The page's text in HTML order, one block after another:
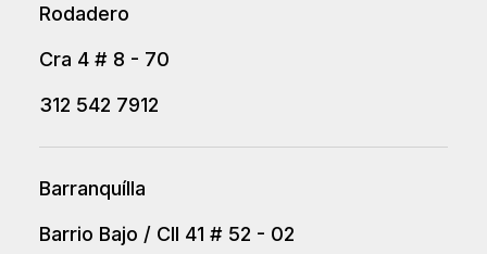
Rodadero
Cra 4 # 8 - 70
312 542 7912
Barranquílla
Barrio Bajo / Cll 41 # 52 - 02